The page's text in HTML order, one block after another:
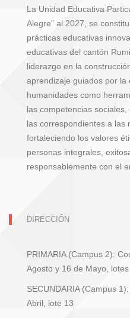
La Unidad Educativa
Alegre” al 2027, se
prácticas educativas
educativas del cantón
liderazgo en la
aprendizaje guiados por la
humanidades como
las competencias
las correspondientes a las
fortaleciendo los valores
personas integrales,
responsablemente con el
DIRECCIÓN
PRIMARIA (Campus 2):
Agosto y 16 de Mayo, lotes
SECUNDARIA (Campus
Abril, lote 13